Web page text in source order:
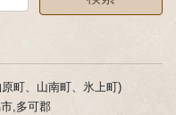
町、山南町、氷上町)
,多可郡